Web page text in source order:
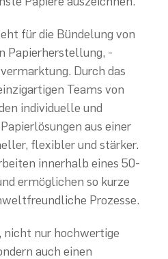
für die Bündelung von
Papierherstellung, -
Durch das
Teams von
individuelle und
aus einer
flexibler und stärker.
innerhalb eines 50-
ermöglichen so kurze
Prozesse.
nicht nur hochwertige
auch einen